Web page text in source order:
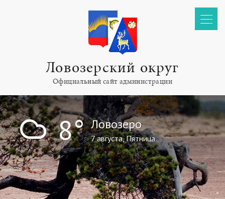
Ловозерский округ
Официальный сайт администрации
! 8° Ловозеро
7 августа, Пятница